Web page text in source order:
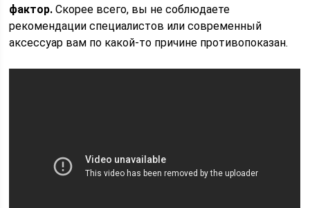
фактор. Скорее всего, вы не соблюдаете
рекомендации специалистов или современный
аксессуар вам по какой-то причине противопоказан.